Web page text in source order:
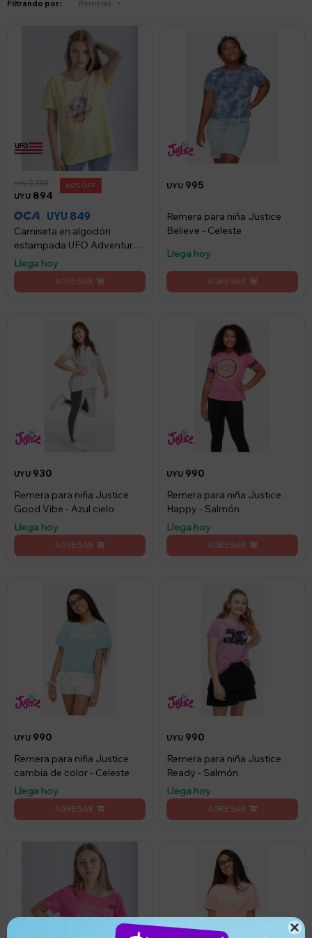

Filtrando por: Remeras
UYU 894
UYU2.235 60
UYU 849
Camiseta en algodón
estampada UFO Adventure
amarilla - Amarillo
Llega hoy
UYU 995
Remera para niña Justice
Believe - Celeste
Llega hoy
UYU 930
Remera para niña Justice
Good Vibe - Azul cielo
Llega hoy
UYU 990
Remera para niña Justice
Happy - Salmón
Llega hoy
UYU 990
Remera para niña Justice
cambia de color - Celeste
Llega hoy
UYU 990
Remera para niña Justice
Ready - Salmón
Llega hoy